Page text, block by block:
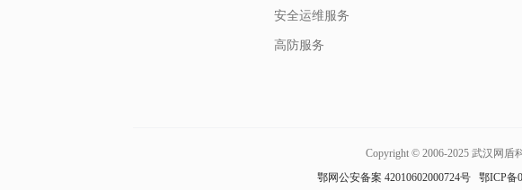
安全运维服务
高防服务
Copyright © 2006-2025 武汉网盾
鄂网公安备案 42010602000724号
鄂ICP备